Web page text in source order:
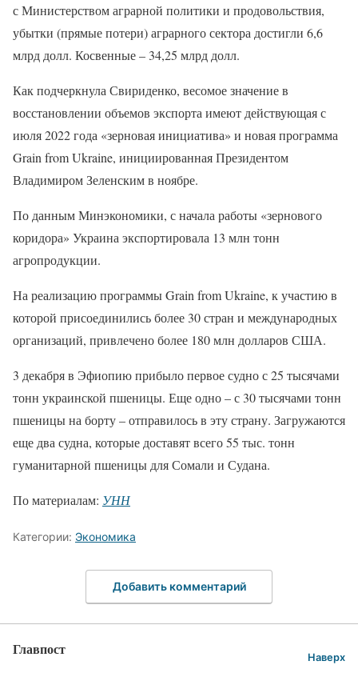
с Министерством аграрной политики и продовольствия,
убытки (прямые потери) аграрного сектора достигли 6,6
млрд долл. Косвенные – 34,25 млрд долл.
Как подчеркнула Свириденко, весомое значение в
восстановлении объемов экспорта имеют действующая с
июля 2022 года «зерновая инициатива» и новая программа
Grain from Ukraine, инициированная Президентом
Владимиром Зеленским в ноябре.
По данным Минэкономики, с начала работы «зернового
коридора» Украина экспортировала 13 млн тонн
агропродукции.
На реализацию программы Grain from Ukraine, к участию в
которой присоединились более 30 стран и международных
организаций, привлечено более 180 млн долларов США.
3 декабря в Эфиопию прибыло первое судно с 25 тысячами
тонн украинской пшеницы. Еще одно – с 30 тысячами тонн
пшеницы на борту – отправилось в эту страну. Загружаются
еще два судна, которые доставят всего 55 тыс. тонн
гуманитарной пшеницы для Сомали и Судана.
По материалам: УНН
Категории: Экономика
Добавить комментарий
Главпост Наверх